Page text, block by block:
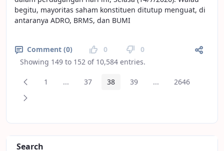
begitu, mayoritas saham konstituen ditutup menguat, di
antaranya ADRO, BRMS, dan BUMI
Comment (0) 0
0
Showing 149 to 152 of 10,584 entries.
Previous Page
Page
1 ...Intermediate Pages
Page
37 Page
38 Page
39 ...Intermediate Pages
Page
2646
Next Page
Search